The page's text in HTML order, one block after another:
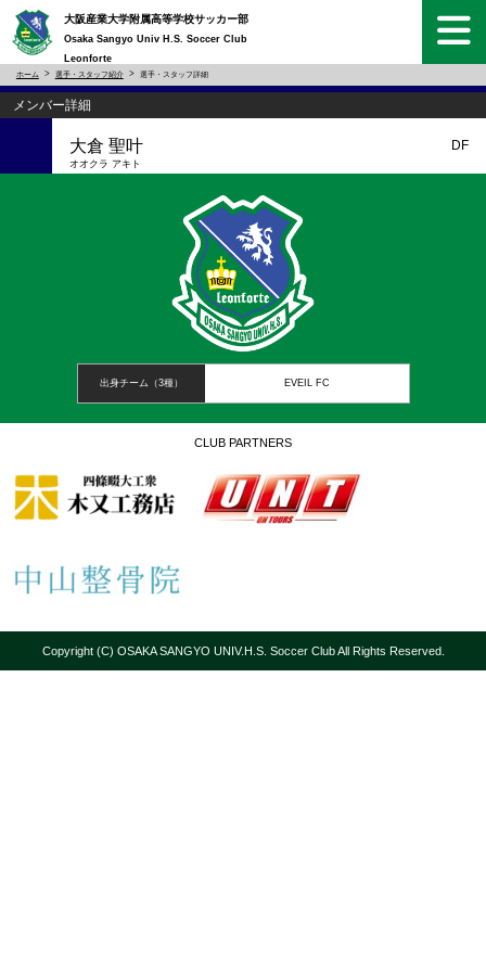
大阪産業大学附属高等学校サッカー部
Osaka Sangyo Univ H.S. Soccer Club
Leonforte
ホーム 選手・スタッフ紹介 選手・スタッフ詳細
メンバー詳細
大倉 聖叶
オオクラ アキト
DF
出身チーム（3種） EVEIL FC
CLUB PARTNERS
Copyright (C) OSAKA SANGYO UNIV.H.S. Soccer Club All Rights Reserved.